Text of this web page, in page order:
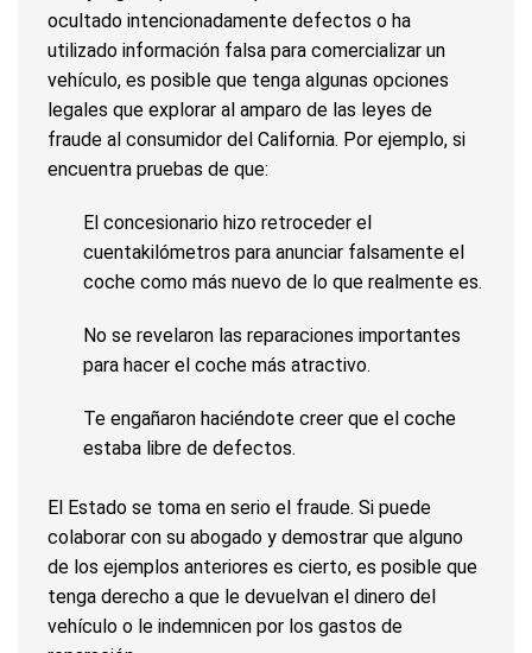
ocultado intencionadamente defectos o ha
utilizado información falsa para comercializar un
vehículo, es posible que tenga algunas opciones
legales que explorar al amparo de las leyes de
fraude al consumidor del California. Por ejemplo, si
encuentra pruebas de que:
El concesionario hizo retroceder el
cuentakilómetros para anunciar falsamente el
coche como más nuevo de lo que realmente es.
No se revelaron las reparaciones importantes
para hacer el coche más atractivo.
Te engañaron haciéndote creer que el coche
estaba libre de defectos.
El Estado se toma en serio el fraude. Si puede
colaborar con su abogado y demostrar que alguno
de los ejemplos anteriores es cierto, es posible que
tenga derecho a que le devuelvan el dinero del
vehículo o le indemnicen por los gastos de